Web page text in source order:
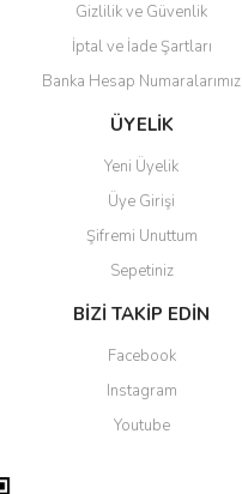
Gönder
Gizlilik ve Güvenlik
İptal ve İade Şartları
Banka Hesap Numaralarımız
ÜYELİK
Yeni Üyelik
Üye Girişi
Şifremi Unuttum
Sepetiniz
BİZİ TAKİP EDİN
Facebook
Instagram
Youtube